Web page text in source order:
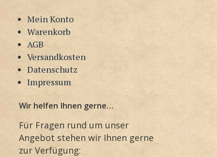
Mein Konto
Warenkorb
AGB
Versandkosten
Datenschutz
Impressum
Wir helfen Ihnen gerne…
Für Fragen rund um unser
Angebot stehen wir Ihnen gerne
zur Verfügung: